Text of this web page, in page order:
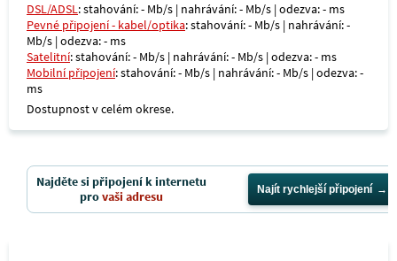
DSL/ADSL: stahování: - Mb/s | nahrávání: - Mb/s | odezva: - ms
Pevné připojení - kabel/optika: stahování: - Mb/s | nahrávání: -
Mb/s | odezva: - ms
Satelitní: stahování: - Mb/s | nahrávání: - Mb/s | odezva: - ms
Mobilní připojení: stahování: - Mb/s | nahrávání: - Mb/s | odezva: -
ms
Dostupnost v celém okrese.
Najděte si připojení k internetu
provaši adresu Najít rychlejší připojení